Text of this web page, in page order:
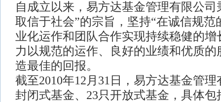
自成立以来，易方达基金管理有限公司
取信于社会”的宗旨，坚持“在诚信规范
业化运作和团队合作实现持续稳健的增
力以规范的运作、良好的业绩和优质
造最佳的回报。
截至2010年12月31日，易方达基金管
封闭式基金、23只开放式基金，具体